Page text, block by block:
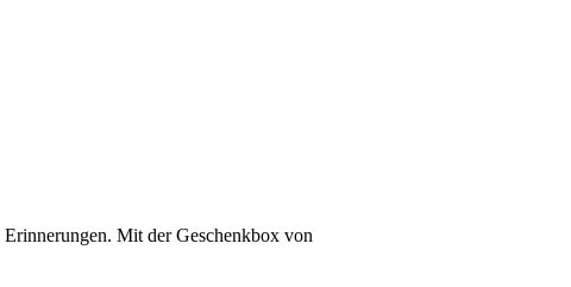
Erinnerungen. Mit der Geschenkbox von